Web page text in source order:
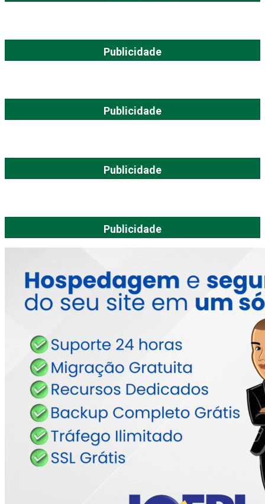
Publicidade
Publicidade
Publicidade
Publicidade